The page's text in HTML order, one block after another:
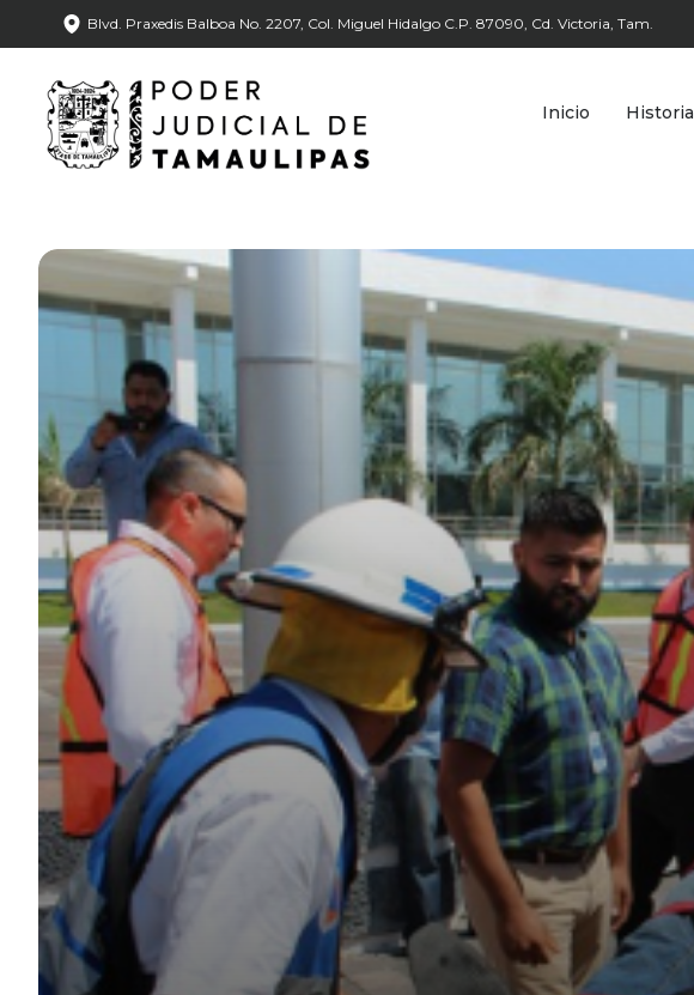
Blvd. Praxedis Balboa No. 2207, Col. Miguel Hidalgo C.P. 87090, Cd. Victoria, Tam.
Inicio Historia